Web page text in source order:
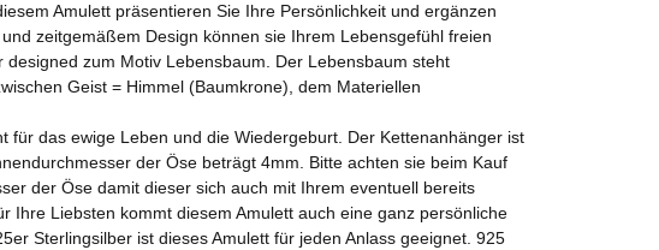
Amulett präsentieren Sie Ihre Persönlichkeit und ergänzen
zeitgemäßem Design können sie Ihrem Lebensgefühl freien
zum Motiv Lebensbaum. Der Lebensbaum steht
Geist = Himmel (Baumkrone), dem Materiellen
das ewige Leben und die Wiedergeburt. Der Kettenanhänger ist
der Öse beträgt 4mm. Bitte achten sie beim Kauf
der Öse damit dieser sich auch mit Ihrem eventuell bereits
Ihre Liebsten kommt diesem Amulett auch eine ganz persönliche
Sterlingsilber ist dieses Amulett für jeden Anlass geeignet. 925